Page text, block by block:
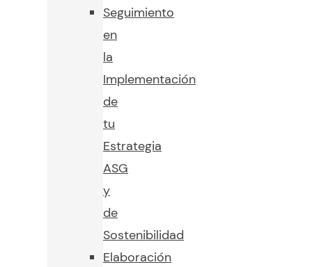
Seguimiento
en
la
Implementación
de
tu
Estrategia
ASG
y
de
Sostenibilidad
Elaboración